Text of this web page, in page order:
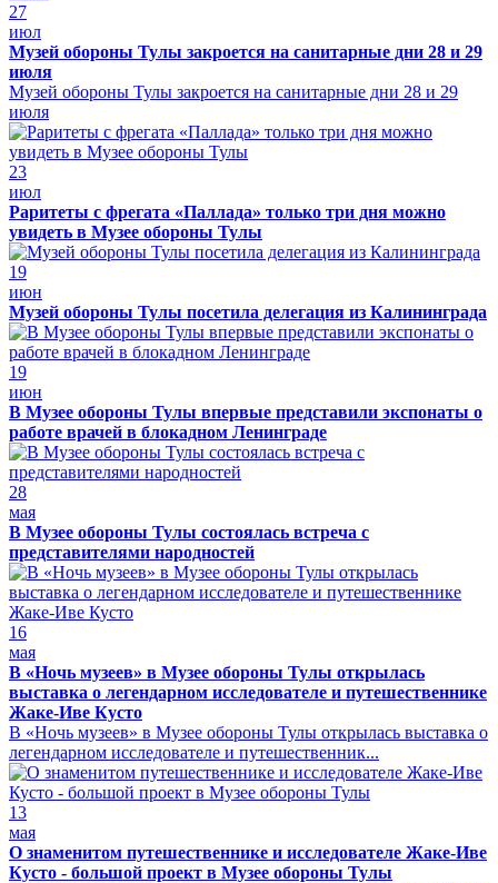
27
июл
Музей обороны Тулы закроется на санитарные дни 28 и 29
июля
Музей обороны Тулы закроется на санитарные дни 28 и 29
июля
23
июл
Раритеты с фрегата «Паллада» только три дня можно
увидеть в Музее обороны Тулы
19
июн
Музей обороны Тулы посетила делегация из Калининграда
19
июн
В Музее обороны Тулы впервые представили экспонаты о
работе врачей в блокадном Ленинграде
28
мая
В Музее обороны Тулы состоялась встреча с
представителями народностей
16
мая
В «Ночь музеев» в Музее обороны Тулы открылась
выставка о легендарном исследователе и путешественнике
Жаке-Иве Кусто
В «Ночь музеев» в Музее обороны Тулы открылась выставка о
легендарном исследователе и путешественник...
13
мая
О знаменитом путешественнике и исследователе Жаке-Иве
Кусто - большой проект в Музее обороны Тулы